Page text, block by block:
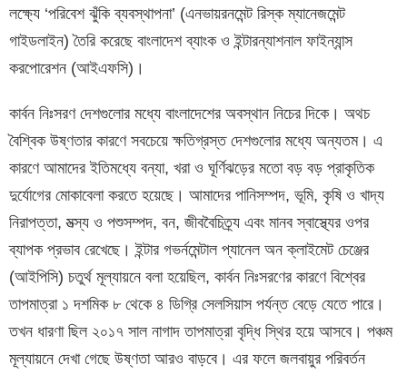
লক্ষ্যে ‘পরিবেশ ঝুঁকি ব্যবস্থাপনা’ (এনভায়রনমেন্ট রিস্ক ম্যানেজমেন্ট
গাইডলাইন) তৈরি করেছে বাংলাদেশ ব্যাংক ও ইন্টারন্যাশনাল ফাইন্যান্স
করপোরেশন (আইএফসি)।
কার্বন নিঃসরণ দেশগুলোর মধ্যে বাংলাদেশের অবস্থান নিচের দিকে। অথচ
বৈশ্বিক উষ্ণতার কারণে সবচেয়ে ক্ষতিগ্রস্ত দেশগুলোর মধ্যে অন্যতম। এ
কারণে আমাদের ইতিমধ্যে বন্যা, খরা ও ঘূর্ণিঝড়ের মতো বড় বড় প্রাকৃতিক
দুর্যোগের মোকাবেলা করতে হয়েছে। আমাদের পানিসম্পদ, ভূমি, কৃষি ও খাদ্য
নিরাপত্তা, মত্স্য ও পশুসম্পদ, বন, জীববৈচিত্র্য এবং মানব স্বাস্থ্যের ওপর
ব্যাপক প্রভাব রেখেছে। ইন্টার গভর্নমেন্টাল প্যানেল অন ক্লাইমেট চেঞ্জের
(আইপিসি) চতুর্থ মূল্যায়নে বলা হয়েছিল, কার্বন নিঃসরণের কারণে বিশ্বের
তাপমাত্রা ১ দশমিক ৮ থেকে ৪ ডিগ্রি সেলসিয়াস পর্যন্ত বেড়ে যেতে পারে।
তখন ধারণা ছিল ২০১৭ সাল নাগাদ তাপমাত্রা বৃদ্ধি স্থির হয়ে আসবে। পঞ্চম
মূল্যায়নে দেখা গেছে উষ্ণতা আরও বাড়বে। এর ফলে জলবায়ুর পরিবর্তন